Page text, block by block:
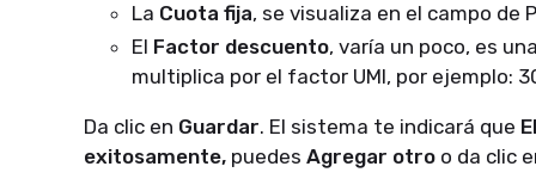
La Cuota fija, se visualiza en el campo de
El Factor descuento, varía un poco, es
multiplica por el factor UMI, por ejemplo:
Da clic en Guardar. El sistema te indicará que
exitosamente, puedes Agregar otro o da clic